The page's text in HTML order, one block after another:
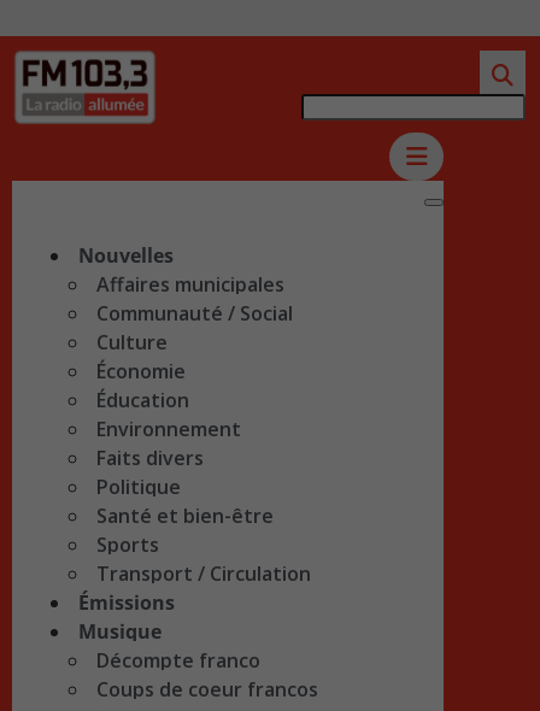
Nouvelles
Affaires municipales
Communauté / Social
Culture
Économie
Éducation
Environnement
Faits divers
Politique
Santé et bien-être
Sports
Transport / Circulation
Émissions
Musique
Décompte franco
Coups de coeur francos